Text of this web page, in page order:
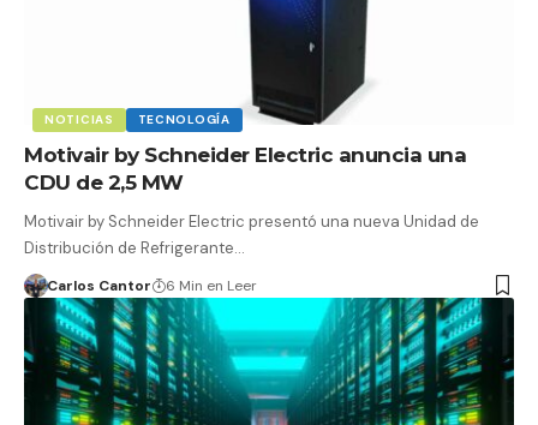
NOTICIAS TECNOLOGÍA
Motivair by Schneider Electric anuncia una
CDU de 2,5 MW
Motivair by Schneider Electric presentó una nueva Unidad de
Distribución de Refrigerante…
Carlos Cantor 6 Min en Leer